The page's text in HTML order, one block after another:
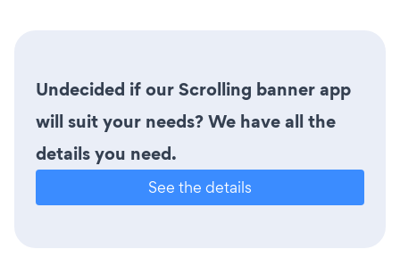
Undecided if our Scrolling banner app
will suit your needs? We have all the
details you need.
See the details